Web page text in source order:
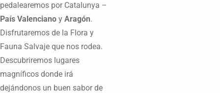
pedalearemos por Catalunya –
País Valenciano y Aragón.
Disfrutaremos de la Flora y
Fauna Salvaje que nos rodea.
Descubriremos lugares
magníficos donde irá
dejándonos un buen sabor de